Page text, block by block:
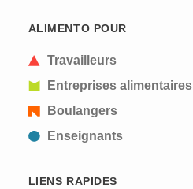
ALIMENTO POUR
Travailleurs
Entreprises alimentaires
Boulangers
Enseignants
LIENS RAPIDES